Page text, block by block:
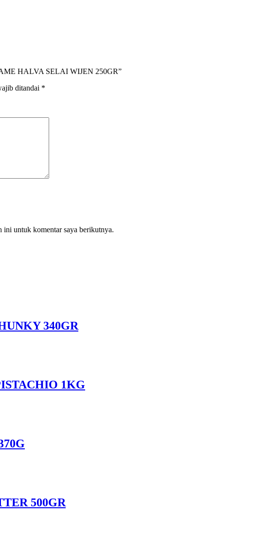
HALVA SELAI WIJEN 250GR”
ditandai *
ini untuk komentar saya berikutnya.
340GR
1KG
500GR